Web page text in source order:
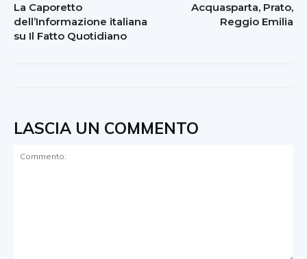
La Caporetto
dell’Informazione italiana
su Il Fatto Quotidiano
Acquasparta, Prato,
Reggio Emilia
LASCIA UN COMMENTO